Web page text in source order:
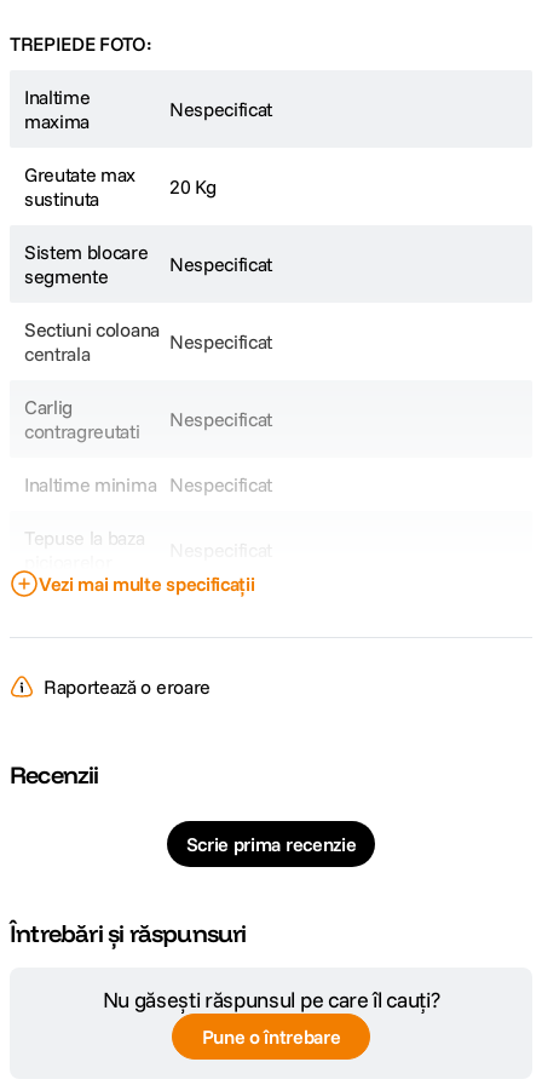
TREPIEDE FOTO:
Inaltime
maxima
Nespecificat
Greutate max
sustinuta
20 Kg
Sistem blocare
segmente
Nespecificat
Sectiuni coloana
centrala
Nespecificat
Carlig
contragreutati
Nespecificat
Inaltime minima Nespecificat
Tepuse la baza
strans
Tip cap trepied Gimbal
DETALII PRODUCATOR
4530000107
Vezi mai multe specificații
Raportează o eroare
Recenzii
Scrie prima recenzie
Întrebări și răspunsuri
Nu găsești răspunsul pe care îl cauți?
Pune o întrebare